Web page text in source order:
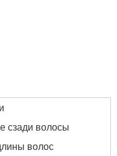
сзади волосы
волос